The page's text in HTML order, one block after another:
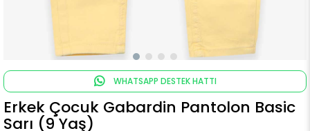
WHATSAPP DESTEK HATTI
Erkek Çocuk Gabardin Pantolon Basic
Sarı (9 Yaş)